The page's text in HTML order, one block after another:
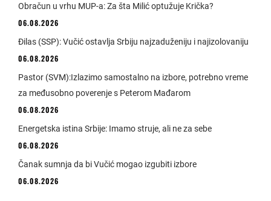
Obračun u vrhu MUP-a: Za šta Milić optužuje Krička?
06.08.2026
Đilas (SSP): Vučić ostavlja Srbiju najzaduženiju i najizolovaniju
06.08.2026
Pastor (SVM):Izlazimo samostalno na izbore, potrebno vreme
za međusobno poverenje s Peterom Mađarom
06.08.2026
Energetska istina Srbije: Imamo struje, ali ne za sebe
06.08.2026
Čanak sumnja da bi Vučić mogao izgubiti izbore
06.08.2026